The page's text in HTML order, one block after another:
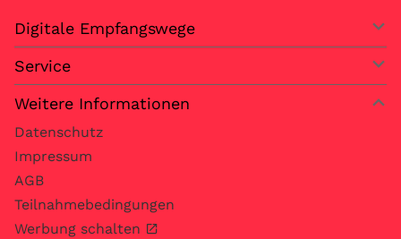
Digitale Empfangswege
Service
Weitere Informationen
Datenschutz
Impressum
AGB
Teilnahmebedingungen
Werbung schalten